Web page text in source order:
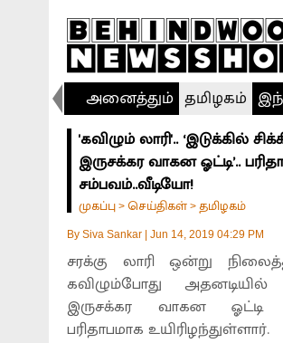
அனைத்தும் தமிழகம்
'கவிழும் லாரி'.. ‘இடுக்கில்
இருசக்கர வாகன ஓட்டி’..
சம்பவம்..வீடியோ!
முகப்பு > செய்திகள் > தமிழகம்
By Siva Sankar Jun 14, 2019 04:29 PM
சரக்கு லாரி ஒன்று
கவிழும்போது அதனடியில்
இருசக்கர வாகன ஓட்டி
பரிதாபமாக உயிரிழந்துள்ளார்.